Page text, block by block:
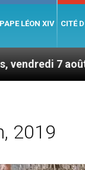
PAPE LÉON XIV CITÉ
2019